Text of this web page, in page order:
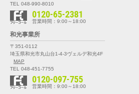
TEL 048-990-8010
0120-65-2381
営業時間：9:00～18:00
和光事業所
〒351-0112
埼玉県和光市丸山台1-4-3ヴェルデ和光4F
MAP
TEL 048-451-7755
0120-097-755
営業時間：9:00～18:00